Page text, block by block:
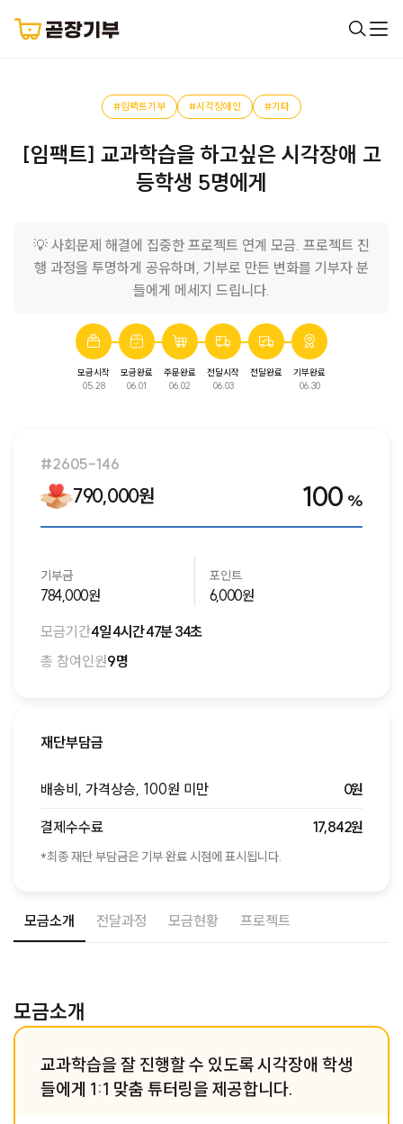
#임팩트기부 #시각장애인 #기타
[임팩트] 교과학습을 하고싶은 시각장애 고
등학생 5명에게
💡 사회문제 해결에 집중한 프로젝트 연계 모금. 프로젝트 진
행 과정을 투명하게 공유하며, 기부로 만든 변화를 기부자 분
들에게 메세지 드립니다.
모금시작
05.28
모금완료
06.01
주문완료
06.02
전달시작
06.03
전달완료
기부완료
06.30
모금소개 전달과정 모금현황 프로젝트
모금소개
교과학습을 잘 진행할 수 있도록 시각장애 학생
들에게 1:1 맞춤 튜터링을 제공합니다.
알림신청하기
#2605-146
790,000원 100 %
기부금
784,000원
포인트
6,000원
모금기간4일 4시간 47분 34초
총 참여인원9명
재단부담금
배송비, 가격상승, 100원 미만 0원
결제수수료 17,842원
*최종 재단 부담금은 기부 완료 시점에 표시됩니다.